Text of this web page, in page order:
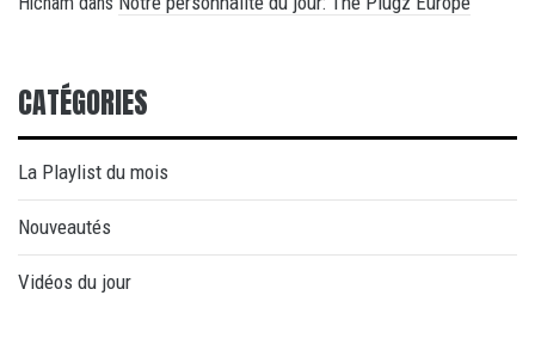
CATÉGORIES
La Playlist du mois
Nouveautés
Vidéos du jour